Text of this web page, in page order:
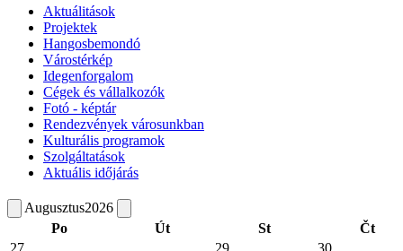
Aktuálitások
Projektek
Hangosbemondó
Várostérkép
Idegenforgalom
Cégek és vállalkozók
Fotó - képtár
Rendezvények városunkban
Kulturális programok
Szolgáltatások
Aktuális időjárás
Augusztus2026
Po
Út St
Čt